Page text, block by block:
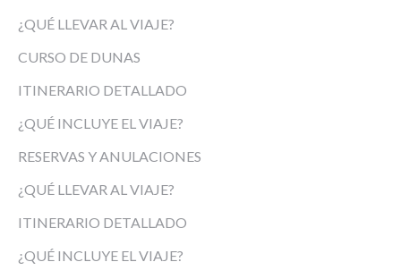
¿QUÉ LLEVAR AL VIAJE?
CURSO DE DUNAS
ITINERARIO DETALLADO
¿QUÉ INCLUYE EL VIAJE?
RESERVAS Y ANULACIONES
¿QUÉ LLEVAR AL VIAJE?
ITINERARIO DETALLADO
¿QUÉ INCLUYE EL VIAJE?